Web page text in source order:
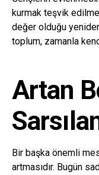
kurmak teşvik
değer olduğu
toplum, zamanla
Artan
Bir başka önemli
artmasıdır. Bugün